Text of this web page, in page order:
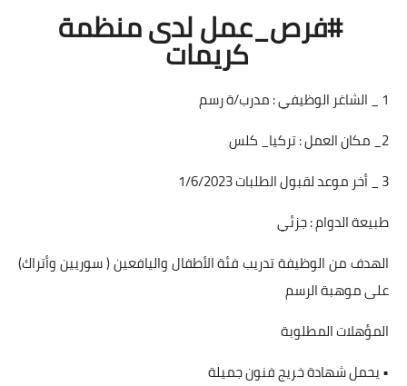
#فرص_عمل لدى منظمة
كريمات
1 _ الشاغر الوظيفي : مدرب/ة رسم
2_ مكان العمل : تركيا_ كلس
3 _ أخر موعد لقبول الطلبات 1/6/2023
طبيعة الدوام : جزئي
الهدف من الوظيفة تدريب فئة الأطفال واليافعين ( سوريين وأتراك)
على موهبة الرسم
المؤهلات المطلوبة
• يحمل شهادة خريج فنون جميلة